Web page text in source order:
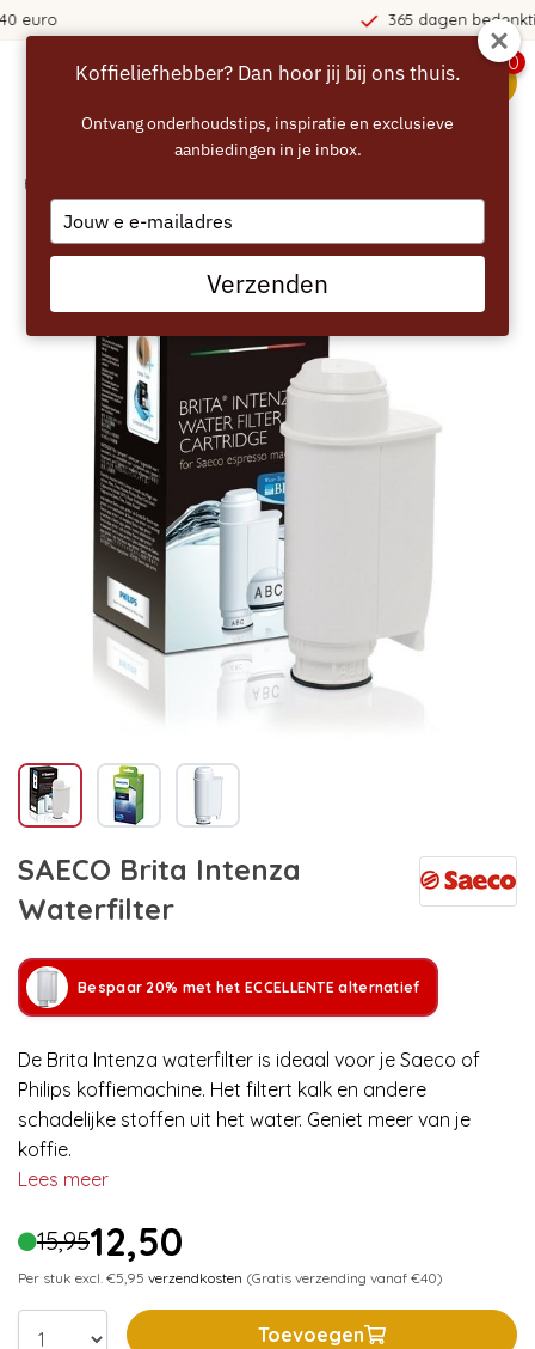
365 dagen bedenktijd!
0
Home
SAECO Brita Intenza
Waterfilter
Bespaar 20% met het ECCELLENTE alternatief
De Brita Intenza waterfilter is ideaal voor je Saeco of
Philips koffiemachine. Het filtert kalk en andere
schadelijke stoffen uit het water. Geniet meer van je
koffie.
Lees meer
15,9512,50
Per stuk excl. €5,95 verzendkosten (Gratis verzending vanaf €40)
Toevoegen
Koffieliefhebber? Dan hoor jij bij ons thuis.
Ontvang onderhoudstips, inspiratie en exclusieve
aanbiedingen in je inbox.
Type
your
email
Verzenden